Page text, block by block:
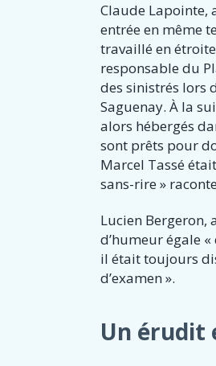
Claude Lapointe,
entrée en même
travaillé en
responsable du
des sinistrés lors
Saguenay. À la
alors hébergés
sont prêts pour
Marcel Tassé
sans-rire »
Lucien Bergeron,
d’humeur égale
il était toujours
d’examen ».
Un érudit